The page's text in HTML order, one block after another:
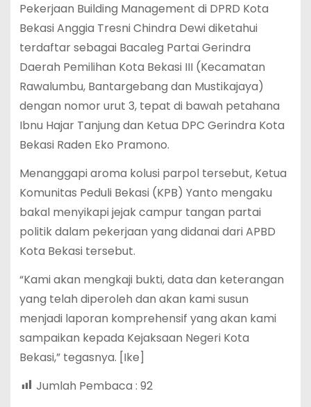
Pekerjaan Building Management di DPRD Kota
Bekasi Anggia Tresni Chindra Dewi diketahui
terdaftar sebagai Bacaleg Partai Gerindra
Daerah Pemilihan Kota Bekasi III (Kecamatan
Rawalumbu, Bantargebang dan Mustikajaya)
dengan nomor urut 3, tepat di bawah petahana
Ibnu Hajar Tanjung dan Ketua DPC Gerindra Kota
Bekasi Raden Eko Pramono.
Menanggapi aroma kolusi parpol tersebut, Ketua
Komunitas Peduli Bekasi (KPB) Yanto mengaku
bakal menyikapi jejak campur tangan partai
politik dalam pekerjaan yang didanai dari APBD
Kota Bekasi tersebut.
“Kami akan mengkaji bukti, data dan keterangan
yang telah diperoleh dan akan kami susun
menjadi laporan komprehensif yang akan kami
sampaikan kepada Kejaksaan Negeri Kota
Bekasi,” tegasnya. [Ike]
Jumlah Pembaca : 92